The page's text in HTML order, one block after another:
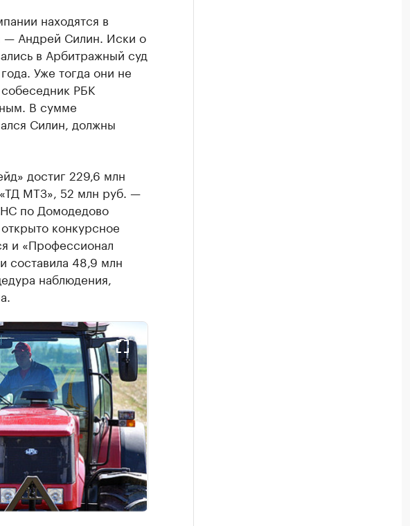
находятся в
— Андрей Силин. Иски о
в Арбитражный суд
Уже тогда они не
РБК
В сумме
Силин, должны
достиг 229,6 млн
МТЗ», 52 млн руб. —
по Домодедово
конкурсное
и «Профессионал
составила 48,9 млн
наблюдения,